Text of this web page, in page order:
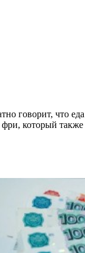
говорит, что
фри, который